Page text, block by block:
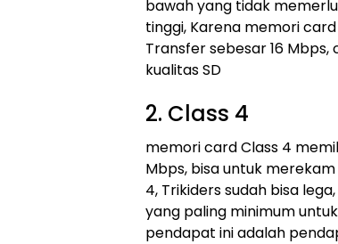
bawah yang tidak
tinggi, Karena memori
Transfer sebesar 16
kualitas SD
2. Class 4
memori card Class 4
Mbps, bisa untuk
4, Trikiders sudah bisa
yang paling minimum
pendapat ini adalah